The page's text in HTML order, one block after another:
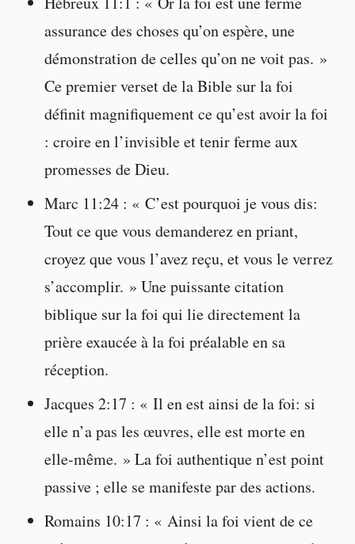
assurance des choses qu’on espère, une
démonstration de celles qu’on ne voit pas. »
Ce premier verset de la Bible sur la foi
définit magnifiquement ce qu’est avoir la foi
: croire en l’invisible et tenir ferme aux
promesses de Dieu.
Marc 11:24 : « C’est pourquoi je vous dis:
Tout ce que vous demanderez en priant,
croyez que vous l’avez reçu, et vous le verrez
s’accomplir. » Une puissante citation
biblique sur la foi qui lie directement la
prière exaucée à la foi préalable en sa
réception.
Jacques 2:17 : « Il en est ainsi de la foi: si
elle n’a pas les œuvres, elle est morte en
elle-même. » La foi authentique n’est point
passive ; elle se manifeste par des actions.
Romains 10:17 : « Ainsi la foi vient de ce